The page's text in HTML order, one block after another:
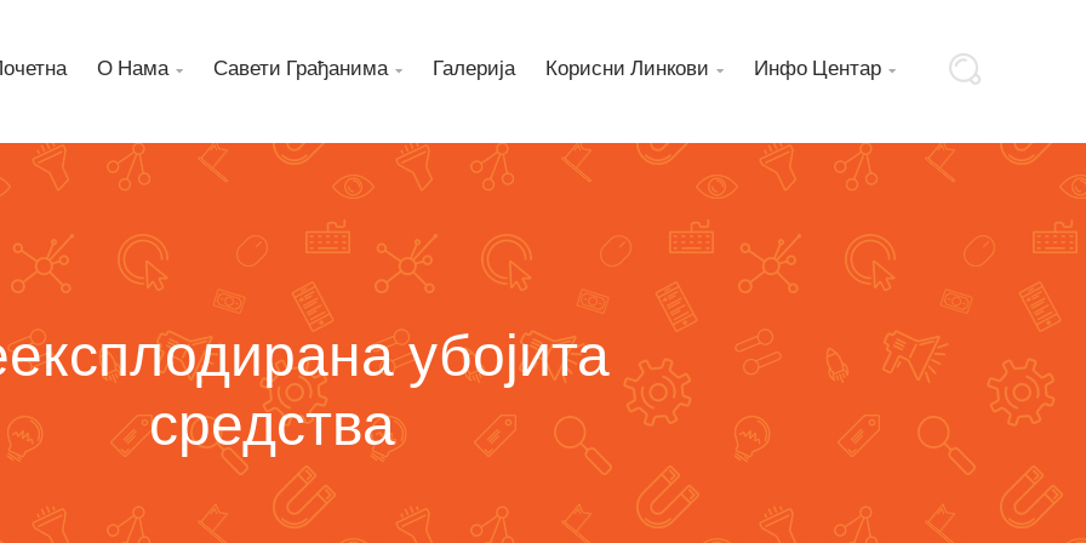
О Нама  Савети Грађанима  Галерија Корисни Линкови  Инфо Центар 
убојита
средства